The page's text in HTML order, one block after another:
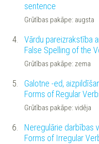
sentence
Grūtības pakāpe: augsta
4.
Vārdu pareizrakstība
False Spelling of the
Grūtības pakāpe: zema
5.
Galotne -ed,
Forms of Regular
Grūtības pakāpe: vidēja
6.
Neregulārie darbības
Forms of Irregular